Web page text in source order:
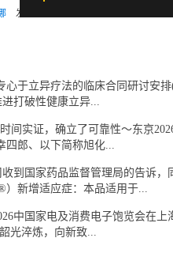
发布时间：2026-06-02 08:19:15
立异疗法的临床合同研讨安排
打破性健康立异...
实证，确立了可靠性～东京
四郎、以下简称旭化...
国家药品监督管理局的告诉，
）新增适应症：本品适用于...
国家电及消费电子饱览会在上
光淬炼，向新致...